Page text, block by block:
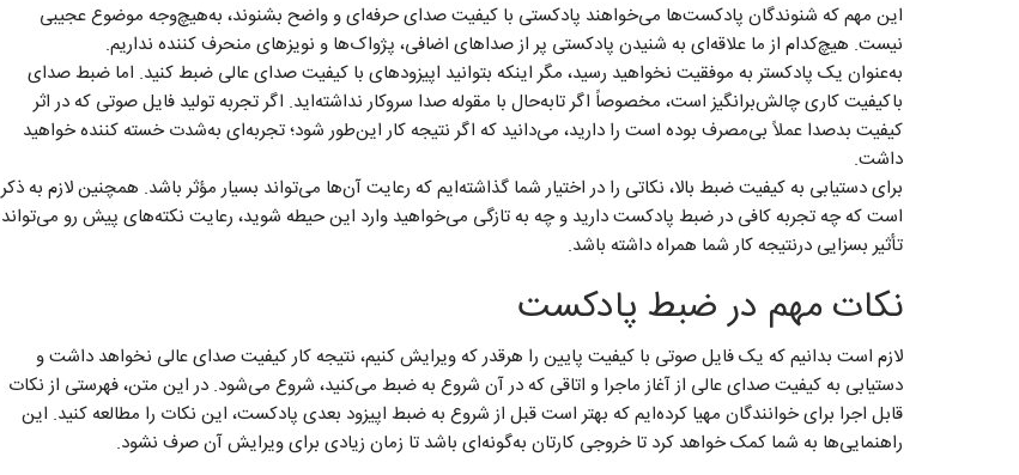
این مهم که شنوندگان پادکست‌ها می‌خواهند پادکستی با کیفیت صدای حرفه‌ای و واضح بشنوند، به‌هیچ‌وجه موضوع عجیبی
نیست. هیچ‌کدام از ما علاقه‌ای به شنیدن پادکستی پر از صداهای اضافی، پژواک‌ها و نویزهای منحرف کننده نداریم.
به‌عنوان یک پادکستر به موفقیت نخواهید رسید، مگر اینکه بتوانید اپیزودهای با کیفیت صدای عالی ضبط کنید. اما ضبط صدای
باکیفیت کاری چالش‌برانگیز است، مخصوصاً اگر تابه‌حال با مقوله صدا سروکار نداشته‌اید. اگر تجربه تولید فایل صوتی که در اثر
کیفیت بدصدا عملاً بی‌مصرف بوده است را دارید، می‌دانید که اگر نتیجه کار این‌طور شود؛ تجربه‌ای به‌شدت خسته کننده خواهید
داشت.
برای دستیابی به کیفیت ضبط بالا، نکاتی را در اختیار شما گذاشته‌ایم که رعایت آن‌ها می‌تواند بسیار مؤثر باشد. همچنین لازم به ذکر
است که چه تجربه‌ کافی در ضبط پادکست دارید و چه به تازگی می‌خواهید وارد این حیطه شوید، رعایت نکته‌های پیش رو می‌تواند
تأثیر بسزایی درنتیجه کار شما همراه داشته باشد.
نکات مهم در ضبط پادکست
لازم است بدانیم که یک فایل صوتی با کیفیت پایین را هرقدر که ویرایش کنیم، نتیجه کار کیفیت صدای عالی نخواهد داشت و
دستیابی به کیفیت صدای عالی از آغاز ماجرا و اتاقی که در آن شروع به ضبط می‌کنید، شروع می‌شود. در این متن، فهرستی از نکات
قابل اجرا برای خوانندگان مهیا کرده‌ایم که بهتر است قبل از شروع به ضبط اپیزود بعدی پادکست، این نکات را مطالعه کنید. این
راهنمایی‌ها به شما کمک خواهد کرد تا خروجی کارتان به‌گونه‌ای باشد تا زمان زیادی برای ویرایش آن صرف نشود.